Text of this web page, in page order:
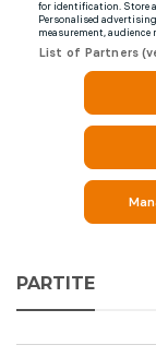
PARTITE